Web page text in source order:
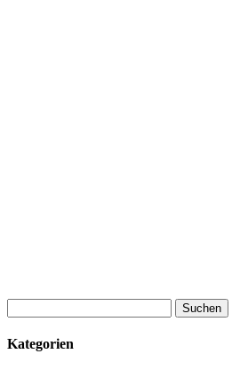
nach:
Kategorien